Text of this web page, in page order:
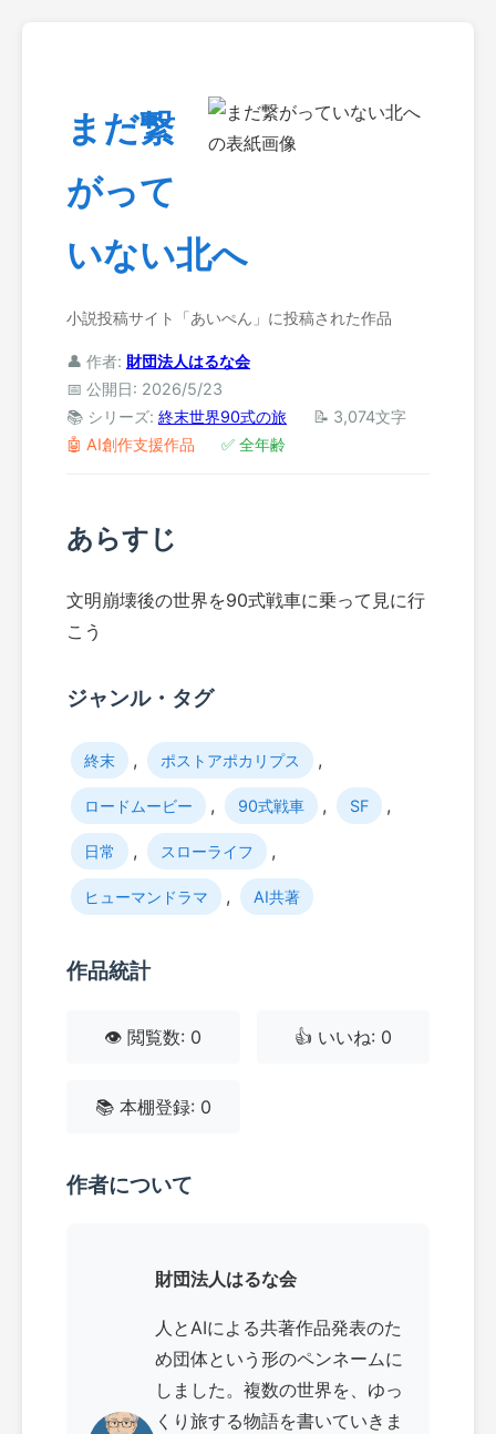
まだ繋
がって
いない北へ
小説投稿サイト「あいぺん」に投稿された作品
👤 作者: 財団法人はるな会
📅 公開日: 2026/5/23
📚 シリーズ: 終末世界90式の旅
📝 3,074文字
🤖 AI創作支援作品
✅ 全年齢
あらすじ
文明崩壊後の世界を90式戦車に乗って見に行
こう
ジャンル・タグ
終末 , ポストアポカリプス ,
ロードムービー , 90式戦車 , SF ,
日常 , スローライフ ,
ヒューマンドラマ , AI共著
作品統計
👁️ 閲覧数: 0 👍 いいね: 0
📚 本棚登録: 0
作者について
財団法人はるな会
人とAIによる共著作品発表のた
め団体という形のペンネームに
しました。複数の世界を、ゆっ
くり旅する物語を書いていきま